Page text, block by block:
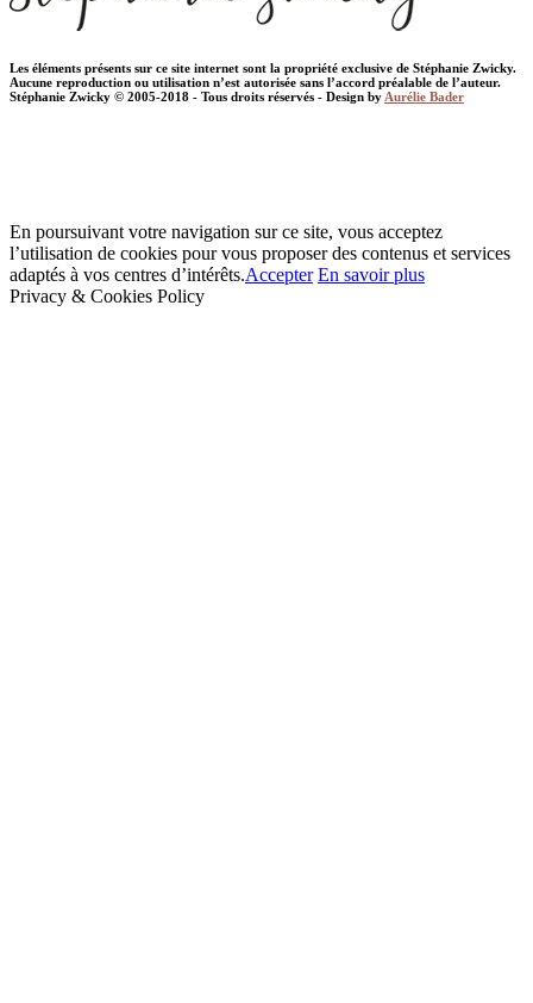
Les éléments présents sur ce site internet sont la propriété exclusive de Stéphanie Zwicky.
Aucune reproduction ou utilisation n’est autorisée sans l’accord préalable de l’auteur.
Stéphanie Zwicky © 2005-2018 - Tous droits réservés - Design by Aurélie Bader
En poursuivant votre navigation sur ce site, vous acceptez
l’utilisation de cookies pour vous proposer des contenus et services
adaptés à vos centres d’intérêts.Accepter En savoir plus
Privacy & Cookies Policy